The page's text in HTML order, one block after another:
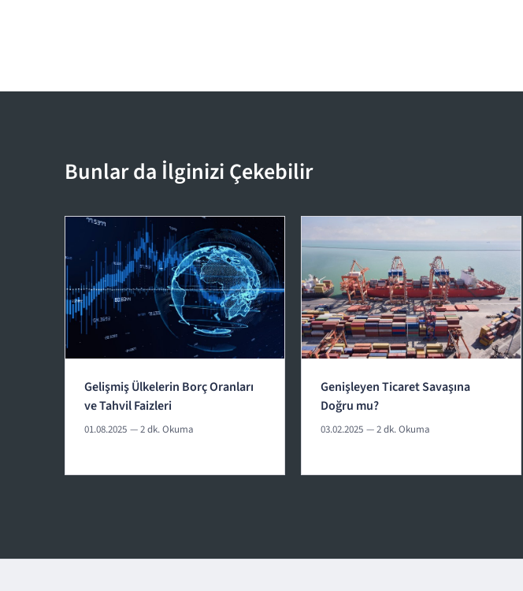
Bunlar da İlginizi Çekebilir
Gelişmiş Ülkelerin Borç Oranları
ve Tahvil Faizleri
01.08.2025 — 2 dk. Okuma
Genişleyen Ticaret Savaşına
Doğru mu?
03.02.2025 — 2 dk. Okuma